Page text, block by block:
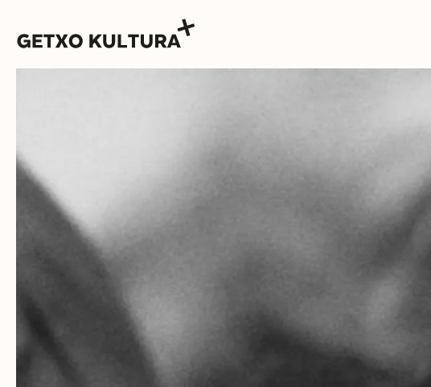
AGENDA
MUXIKEBARRI
CONTACTO
ENTRADAS